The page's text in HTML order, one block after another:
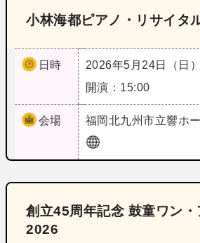
小林海都ピアノ・リサイタ
日時
2026年5月24日（日）
開演：15:00
会場 福岡北九州市立響ホ
創立45周年記念 鼓童ワン
2026